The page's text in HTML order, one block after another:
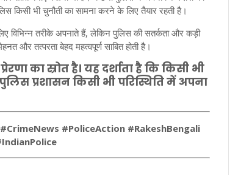
किसी भी चुनौती का सामना करने के लिए तैयार रहती है।
विभिन्न तरीके अपनाते हैं, लेकिन पुलिस की सतर्कता और कड़ी
और तत्परता बेहद महत्वपूर्ण साबित होती है।
का स्रोत है। यह दर्शाता है कि किसी भी
प्रशासन किसी भी परिस्थिति में अपना
#PoliceAction #RakeshBengali